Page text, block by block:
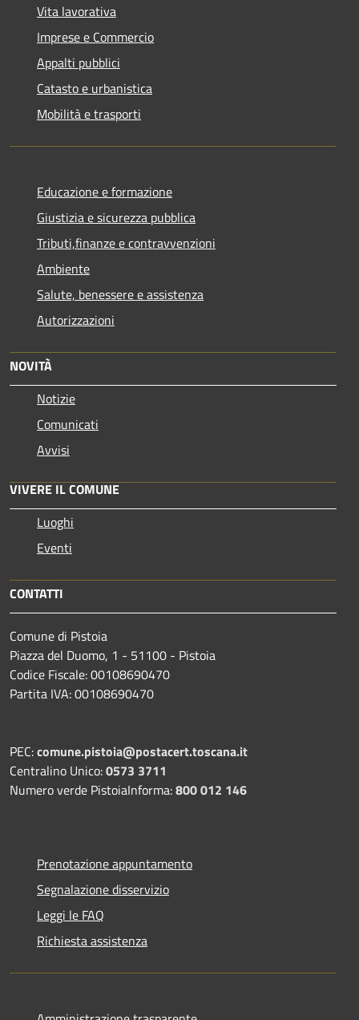
Vita lavorativa
Imprese e Commercio
Appalti pubblici
Catasto e urbanistica
Mobilità e trasporti
Educazione e formazione
Giustizia e sicurezza pubblica
Tributi,finanze e contravvenzioni
Ambiente
Salute, benessere e assistenza
Autorizzazioni
NOVITÀ
Notizie
Comunicati
Avvisi
VIVERE IL COMUNE
Luoghi
Eventi
CONTATTI
Comune di Pistoia
Piazza del Duomo, 1 - 51100 - Pistoia
Codice Fiscale: 00108690470
Partita IVA: 00108690470
PEC:comune.pistoia@postacert.toscana.it
Centralino Unico:0573 3711
Numero verde PistoiaInforma:800 012 146
Prenotazione appuntamento
Segnalazione disservizio
Leggi le FAQ
Richiesta assistenza